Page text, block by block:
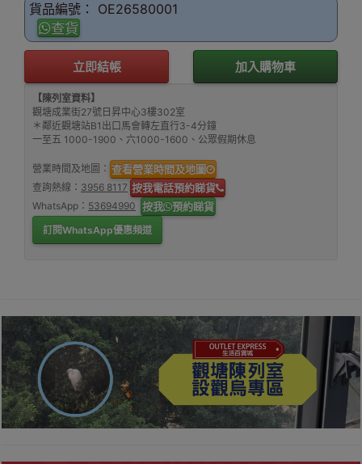
貨品編號： OE26580001
查貨
立即結帳 加入購物車
【陳列室資料】
觀塘成業街27號日昇中心3樓302室
＊鄰近觀塘站B1出口馬會轉左直行3-4分鐘
一至五 1000-1900、六1000-1600、公眾假期休息
營業時間及地圖： 查看營業時間及地圖
查詢熱線： 3956 8117 按我電話預約睇貨
WhatsApp： 53694990 按我 預約睇貨
訂閱WhatsApp優惠頻道